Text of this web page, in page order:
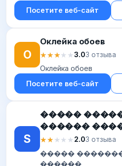
Посетите веб-сайт
О
Оклейка обоев
★★★★★
★★★★★3.03 отзыва
Оклейка обоев
Посетите веб-сайт
S
�����
������
★★★★★
★★★★★2.03 отзыва
�����
������